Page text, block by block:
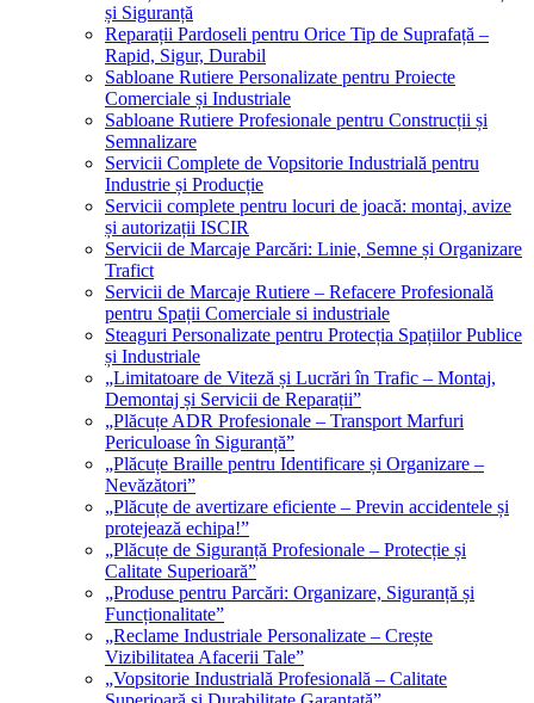
și Siguranță
Reparații Pardoseli pentru Orice Tip de Suprafață –
Rapid, Sigur, Durabil
Sabloane Rutiere Personalizate pentru Proiecte
Comerciale și Industriale
Sabloane Rutiere Profesionale pentru Construcții și
Semnalizare
Servicii Complete de Vopsitorie Industrială pentru
Industrie și Producție
Servicii complete pentru locuri de joacă: montaj, avize
și autorizații ISCIR
Servicii de Marcaje Parcări: Linie, Semne și Organizare
Trafict
Servicii de Marcaje Rutiere – Refacere Profesională
pentru Spații Comerciale si industriale
Steaguri Personalizate pentru Protecția Spațiilor Publice
și Industriale
„Limitatoare de Viteză și Lucrări în Trafic – Montaj,
Demontaj și Servicii de Reparații”
„Plăcuțe ADR Profesionale – Transport Marfuri
Periculoase în Siguranță”
„Plăcuțe Braille pentru Identificare și Organizare –
Nevăzători”
„Plăcuțe de avertizare eficiente – Previn accidentele și
protejează echipa!”
„Plăcuțe de Siguranță Profesionale – Protecție și
Calitate Superioară”
„Produse pentru Parcări: Organizare, Siguranță și
Funcționalitate”
„Reclame Industriale Personalizate – Crește
Vizibilitatea Afacerii Tale”
„Vopsitorie Industrială Profesională – Calitate